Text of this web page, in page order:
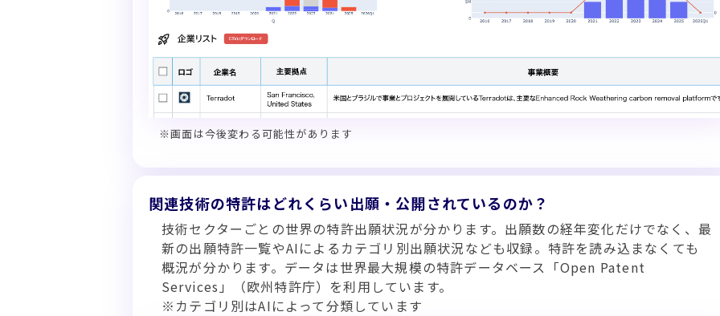
※画面は今後変わる可能性があります
関連技術の特許はどれくらい出願・公開されているのか？
技術セクターごとの世界の特許出願状況が分かります。出願数の経年変化だけでなく、最
新の出願特許一覧やAIによるカテゴリ別出願状況なども収録。特許を読み込まなくても
概況が分かります。データは世界最大規模の特許データベース「Open Patent
Services」（欧州特許庁）を利用しています。
※カテゴリ別はAIによって分類しています